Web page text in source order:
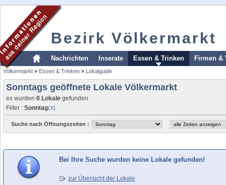
Bezirk Völkermarkt
Nachrichten Inserate Essen & Trinken Firmen &
Völkermarkt » Essen & Trinken » Lokalguide
Sonntags geöffnete Lokale Völkermarkt
es wurden 0 Lokale gefunden
Filter : Sonntag(X)
Suche nach Öffnungszeiten :
Bei Ihre Suche wurden keine Lokale gefunden!
zur Übersicht der Lokale